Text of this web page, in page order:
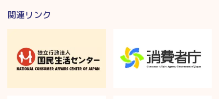
関連リンク